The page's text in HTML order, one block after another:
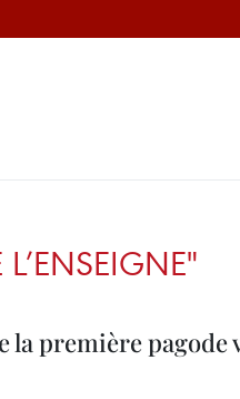
la première